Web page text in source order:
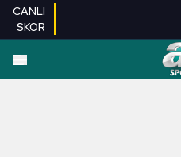
CANLI
SKOR